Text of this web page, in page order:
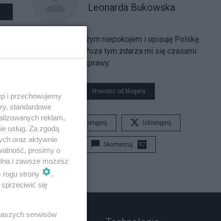
Leonarda Bukowska
Obserwuję z dużym niepokojem i opisuję Polskę
posmoleńską. Poza tym zdarza mi się czasami
opisywać inne sprawy.
Nowości od blogera
Udostępnij Udostępnij
Skomentuj 97
i przechowujemy
standardowe
reklam,
usług. Za zgodą
oraz aktywnie
prosimy o
i zawsze możesz
rogu strony
.
się
serwisów